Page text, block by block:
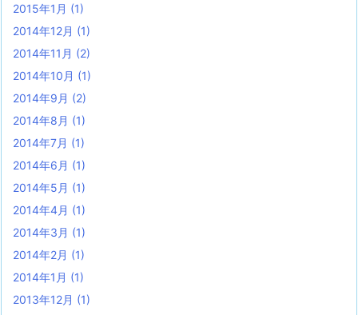
2015年1月 (1)
2014年12月 (1)
2014年11月 (2)
2014年10月 (1)
2014年9月 (2)
2014年8月 (1)
2014年7月 (1)
2014年6月 (1)
2014年5月 (1)
2014年4月 (1)
2014年3月 (1)
2014年2月 (1)
2014年1月 (1)
2013年12月 (1)